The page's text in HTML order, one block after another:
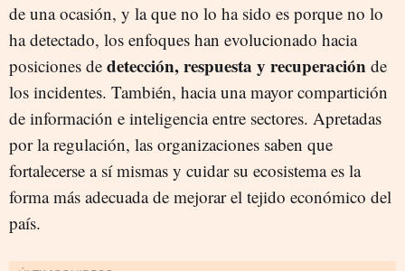
de una ocasión, y la que no lo ha sido es porque no lo
ha detectado, los enfoques han evolucionado hacia
posiciones de detección, respuesta y recuperación de
los incidentes. También, hacia una mayor compartición
de información e inteligencia entre sectores. Apretadas
por la regulación, las organizaciones saben que
fortalecerse a sí mismas y cuidar su ecosistema es la
forma más adecuada de mejorar el tejido económico del
país.